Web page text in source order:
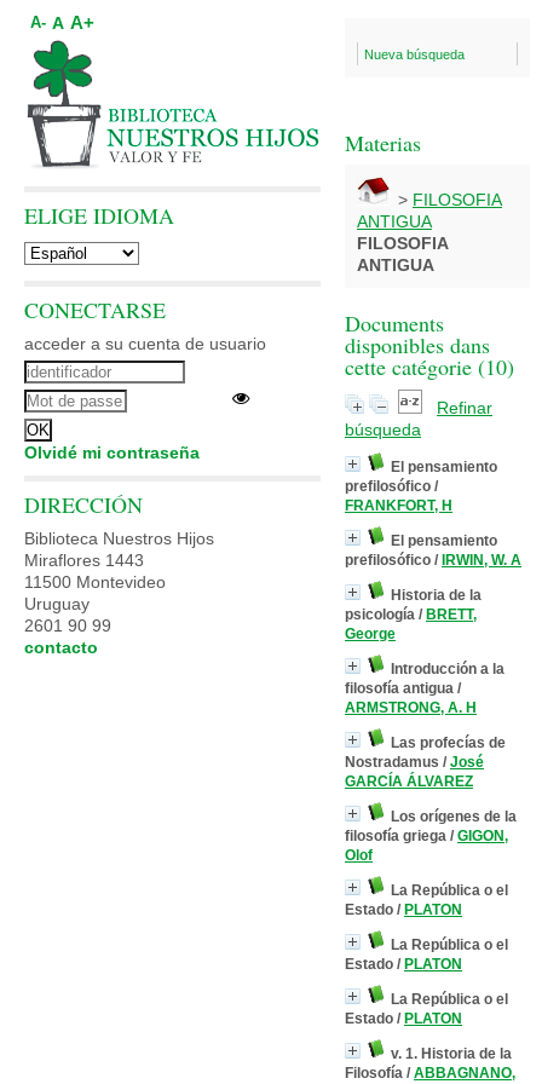
Nueva búsqueda
Materias
> FILOSOFIA
ANTIGUA
FILOSOFIA
ANTIGUA
Documents
disponibles dans
cette catégorie (10)
Refinar
búsqueda
El pensamiento
prefilosófico /
FRANKFORT, H
El pensamiento
prefilosófico / IRWIN, W. A
Historia de la
psicología / BRETT,
George
Introducción a la
filosofía antigua /
ARMSTRONG, A. H
Las profecías de
Nostradamus / José
GARCÍA ÁLVAREZ
Los orígenes de la
filosofía griega / GIGON,
Olof
La República o el
Estado / PLATON
La República o el
Estado / PLATON
La República o el
Estado / PLATON
v. 1. Historia de la
Filosofía / ABBAGNANO,
A- A A+
ELIGE IDIOMA
CONECTARSE
acceder a su cuenta de usuario
Olvidé mi contraseña
DIRECCIÓN
Biblioteca Nuestros Hijos
Miraflores 1443
11500 Montevideo
Uruguay
2601 90 99
contacto